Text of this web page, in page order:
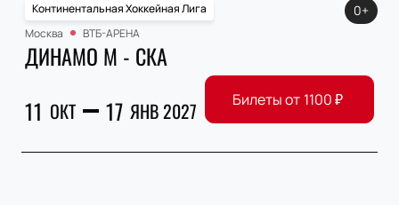
Континентальная Хоккейная Лига
Москва
ВТБ-АРЕНА
ДИНАМО М - СКА
11 ОКТ 17 ЯНВ 2027
0+
Билеты от 1100₽